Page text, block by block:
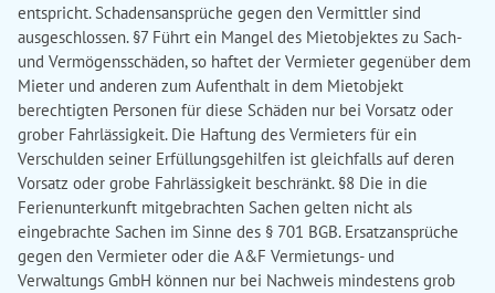
entspricht. Schadensansprüche gegen den Vermittler sind
ausgeschlossen. §7 Führt ein Mangel des Mietobjektes zu Sach-
und Vermögensschäden, so haftet der Vermieter gegenüber dem
Mieter und anderen zum Aufenthalt in dem Mietobjekt
berechtigten Personen für diese Schäden nur bei Vorsatz oder
grober Fahrlässigkeit. Die Haftung des Vermieters für ein
Verschulden seiner Erfüllungsgehilfen ist gleichfalls auf deren
Vorsatz oder grobe Fahrlässigkeit beschränkt. §8 Die in die
Ferienunterkunft mitgebrachten Sachen gelten nicht als
eingebrachte Sachen im Sinne des § 701 BGB. Ersatzansprüche
gegen den Vermieter oder die A&F Vermietungs- und
Verwaltungs GmbH können nur bei Nachweis mindestens grob